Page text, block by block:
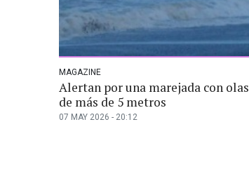
MAGAZINE
Alertan por una marejada con olas
de más de 5 metros
07 MAY 2026 - 20:12